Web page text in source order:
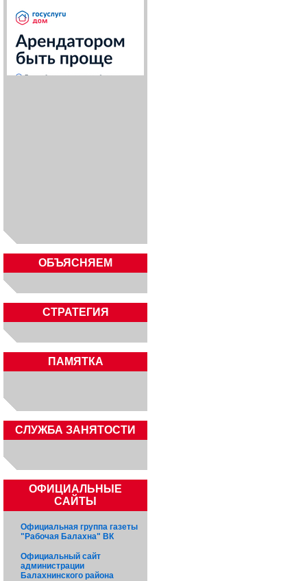
ОБЪЯСНЯЕМ
СТРАТЕГИЯ
ПАМЯТКА
CЛУЖБА ЗАНЯТОСТИ
ОФИЦИАЛЬНЫЕ
САЙТЫ
Официальная группа газеты
"Рабочая Балахна" ВК
Официальный сайт
администрации
Балахнинского района